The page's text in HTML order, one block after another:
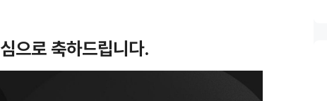
으로 축하드립니다.